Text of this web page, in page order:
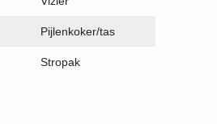
Pijlenkoker/tas
Stropak